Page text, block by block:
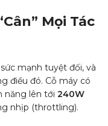
Mọi Tác
mạnh tuyệt đối, và
điều đó. Cỗ máy có
năng lên tới 240W
nhịp (throttling).